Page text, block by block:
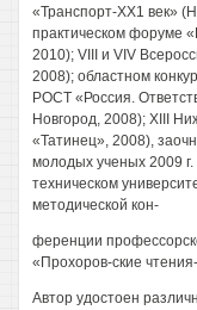
«Транспорт-ХХ1 век»
практическом форуме
2010); VIII и VIV
2008); областном
РОСТ «Россия.
Новгород, 2008); XIII
«Татинец», 2008),
молодых ученых 2009
техническом
методической кон-
ференции
«Прохоров-ские
Автор удостоен